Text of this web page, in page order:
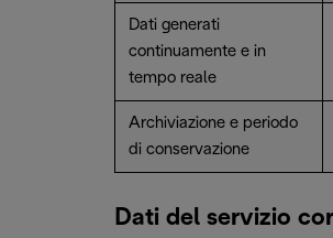
Dati generati
continuamente e in
tempo reale
Archiviazione e periodo
di conservazione
Dati del servizio